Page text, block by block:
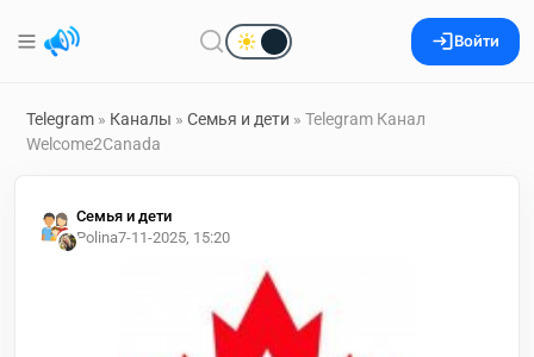
Войти
Telegram » Каналы » Семья и дети » Telegram Канал
Welcome2Canada
Семья и дети
Polina7-11-2025, 15:20